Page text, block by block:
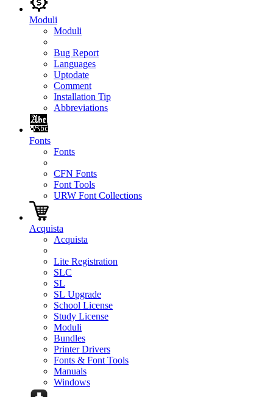
Moduli
Moduli
Bug Report
Languages
Uptodate
Comment
Installation Tip
Abbreviations
Fonts
Fonts
CFN Fonts
Font Tools
URW Font Collections
Acquista
Acquista
Lite Registration
SLC
SL
SL Upgrade
School License
Study License
Moduli
Bundles
Printer Drivers
Fonts & Font Tools
Manuals
Windows